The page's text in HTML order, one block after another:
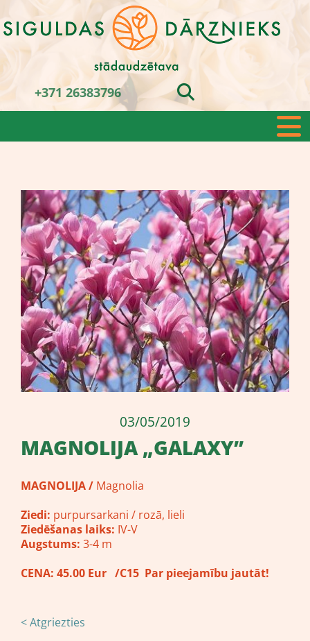
+371 26383796
03/05/2019
​MAGNOLIJA „GALAXY”
MAGNOLIJA / Magnolia
Ziedi: purpursarkani / rozā, lieli
Ziedēšanas laiks: IV-V
Augstums: 3-4 m
CENA: 45.00 Eur /C15 Par pieejamību jautāt!
< Atgriezties